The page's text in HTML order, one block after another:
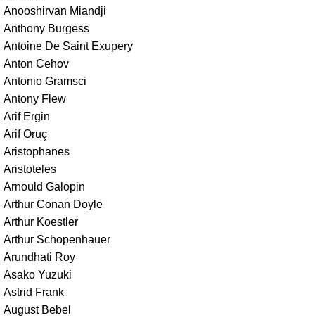
Anooshirvan Miandji
Anthony Burgess
Antoine De Saint Exupery
Anton Cehov
Antonio Gramsci
Antony Flew
Arif Ergin
Arif Oruç
Aristophanes
Aristoteles
Arnould Galopin
Arthur Conan Doyle
Arthur Koestler
Arthur Schopenhauer
Arundhati Roy
Asako Yuzuki
Astrid Frank
August Bebel